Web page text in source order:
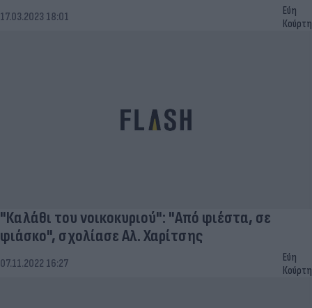
17.03.2023 18:01
Εύη
Κούρτη
"Καλάθι του νοικοκυριού": "Από φιέστα, σε
φιάσκο", σχολίασε Αλ. Χαρίτσης
07.11.2022 16:27
Εύη
Κούρτη